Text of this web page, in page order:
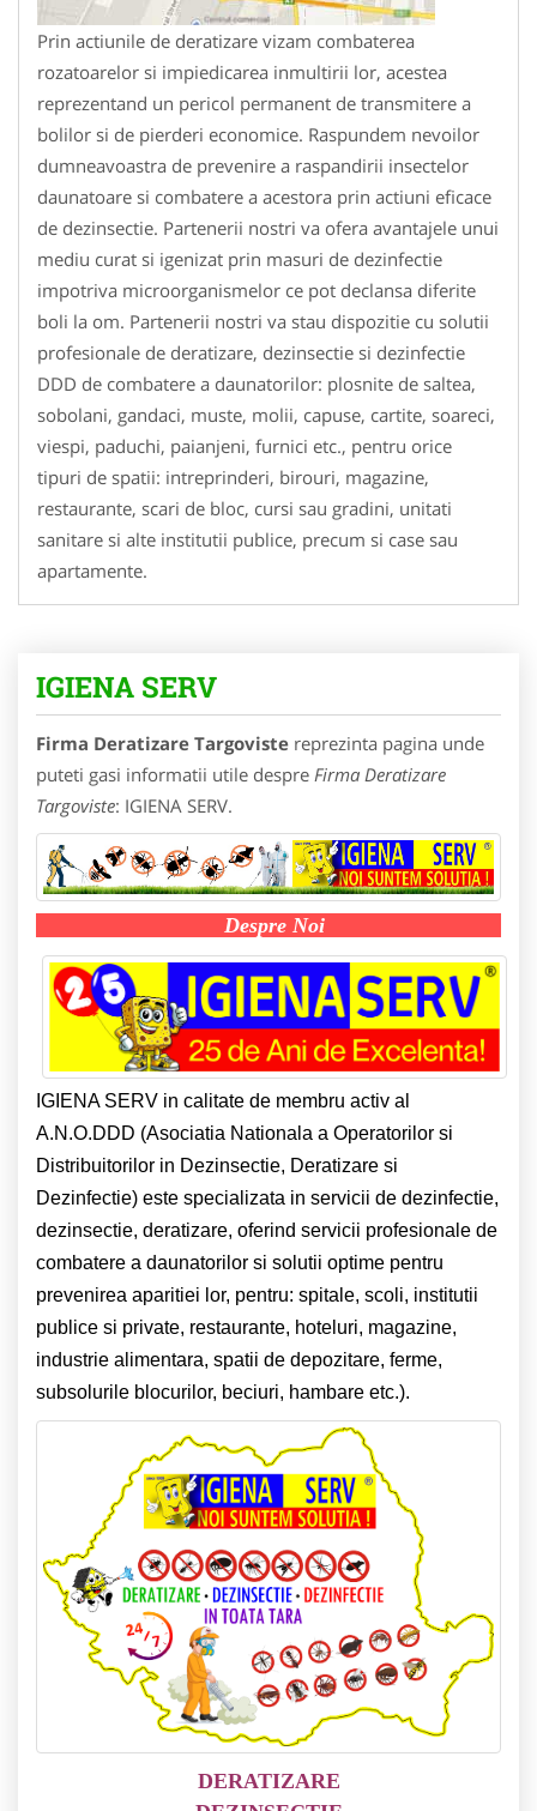
Prin actiunile de deratizare vizam combaterea
rozatoarelor si impiedicarea inmultirii lor, acestea
reprezentand un pericol permanent de transmitere a
bolilor si de pierderi economice. Raspundem nevoilor
dumneavoastra de prevenire a raspandirii insectelor
daunatoare si combatere a acestora prin actiuni eficace
de dezinsectie. Partenerii nostri va ofera avantajele unui
mediu curat si igenizat prin masuri de dezinfectie
impotriva microorganismelor ce pot declansa diferite
boli la om. Partenerii nostri va stau dispozitie cu solutii
profesionale de deratizare, dezinsectie si dezinfectie
DDD de combatere a daunatorilor: plosnite de saltea,
sobolani, gandaci, muste, molii, capuse, cartite, soareci,
viespi, paduchi, paianjeni, furnici etc., pentru orice
tipuri de spatii: intreprinderi, birouri, magazine,
restaurante, scari de bloc, cursi sau gradini, unitati
sanitare si alte institutii publice, precum si case sau
apartamente.
IGIENA SERV
Firma Deratizare Targoviste reprezinta pagina unde
puteti gasi informatii utile despre Firma Deratizare
Targoviste: IGIENA SERV.
Despre Noi
IGIENA SERV in calitate de membru activ al
A.N.O.DDD (Asociatia Nationala a Operatorilor si
Distribuitorilor in Dezinsectie, Deratizare si
Dezinfectie) este specializata in servicii de dezinfectie,
dezinsectie, deratizare, oferind servicii profesionale de
combatere a daunatorilor si solutii optime pentru
prevenirea aparitiei lor, pentru: spitale, scoli, institutii
publice si private, restaurante, hoteluri, magazine,
industrie alimentara, spatii de depozitare, ferme,
subsolurile blocurilor, beciuri, hambare etc.).
DERATIZARE